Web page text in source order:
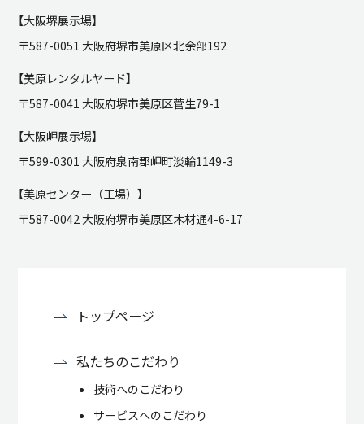
【大阪堺展示場】
〒587-0051 大阪府堺市美原区北余部192
【美原レンタルヤード】
〒587-0041 大阪府堺市美原区菅生79-1
【大阪岬展示場】
〒599-0301 大阪府泉南郡岬町淡輪1149-3
【美原センター（工場）】
〒587-0042 大阪府堺市美原区木材通4-6-17
トップページ
私たちのこだわり
技術へのこだわり
サービスへのこだわり